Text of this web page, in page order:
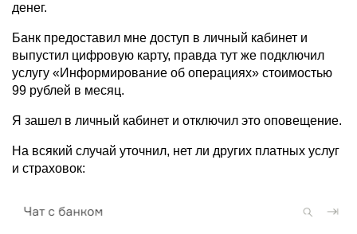
денег.
Банк предоставил мне доступ в личный кабинет и
выпустил цифровую карту, правда тут же подключил
услугу «Информирование об операциях» стоимостью
99 рублей в месяц.
Я зашел в личный кабинет и отключил это оповещение.
На всякий случай уточнил, нет ли других платных услуг
и страховок: